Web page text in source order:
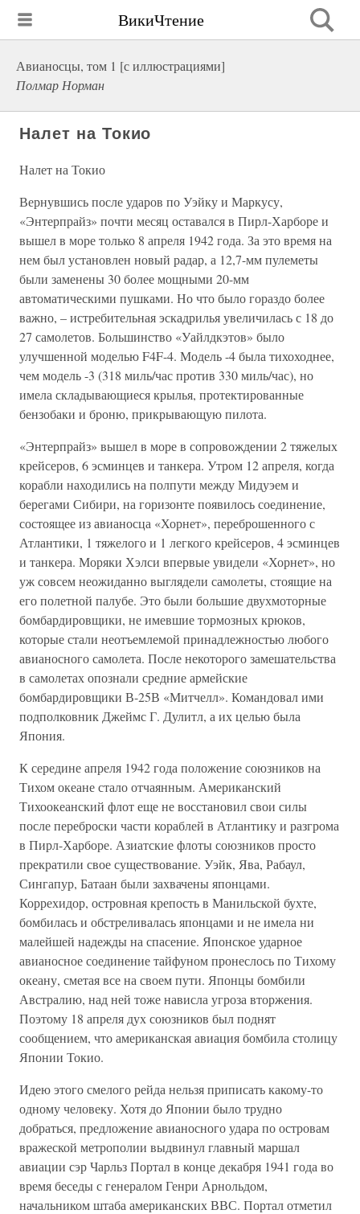
ВикиЧтение
Авианосцы, том 1 [с иллюстрациями]
Полмар Норман
Налет на Токио
Налет на Токио
Вернувшись после ударов по Уэйку и Маркусу,
«Энтерпрайз» почти месяц оставался в Пирл-Харборе и
вышел в море только 8 апреля 1942 года. За это время на
нем был установлен новый радар, а 12,7-мм пулеметы
были заменены 30 более мощными 20-мм
автоматическими пушками. Но что было гораздо более
важно, – истребительная эскадрилья увеличилась с 18 до
27 самолетов. Большинство «Уайлдкэтов» было
улучшенной моделью F4F-4. Модель -4 была тихоходнее,
чем модель -3 (318 миль/час против 330 миль/час), но
имела складывающиеся крылья, протектированные
бензобаки и броню, прикрывающую пилота.
«Энтерпрайз» вышел в море в сопровождении 2 тяжелых
крейсеров, 6 эсминцев и танкера. Утром 12 апреля, когда
корабли находились на полпути между Мидуэем и
берегами Сибири, на горизонте появилось соединение,
состоящее из авианосца «Хорнет», переброшенного с
Атлантики, 1 тяжелого и 1 легкого крейсеров, 4 эсминцев
и танкера. Моряки Хэлси впервые увидели «Хорнет», но
уж совсем неожиданно выглядели самолеты, стоящие на
его полетной палубе. Это были большие двухмоторные
бомбардировщики, не имевшие тормозных крюков,
которые стали неотъемлемой принадлежностью любого
авианосного самолета. После некоторого замешательства
в самолетах опознали средние армейские
бомбардировщики В-25В «Митчелл». Командовал ими
подполковник Джеймс Г. Дулитл, а их целью была
Япония.
К середине апреля 1942 года положение союзников на
Тихом океане стало отчаянным. Американский
Тихоокеанский флот еще не восстановил свои силы
после переброски части кораблей в Атлантику и разгрома
в Пирл-Харборе. Азиатские флоты союзников просто
прекратили свое существование. Уэйк, Ява, Рабаул,
Сингапур, Батаан были захвачены японцами.
Коррехидор, островная крепость в Манильской бухте,
бомбилась и обстреливалась японцами и не имела ни
малейшей надежды на спасение. Японское ударное
авианосное соединение тайфуном пронеслось по Тихому
океану, сметая все на своем пути. Японцы бомбили
Австралию, над ней тоже нависла угроза вторжения.
Поэтому 18 апреля дух союзников был поднят
сообщением, что американская авиация бомбила столицу
Японии Токио.
Идею этого смелого рейда нельзя приписать какому-то
одному человеку. Хотя до Японии было трудно
добраться, предложение авианосного удара по островам
вражеской метрополии выдвинул главный маршал
авиации сэр Чарльз Портал в конце декабря 1941 года во
время беседы с генералом Генри Арнольдом,
начальником штаба американских ВВС. Портал отметил